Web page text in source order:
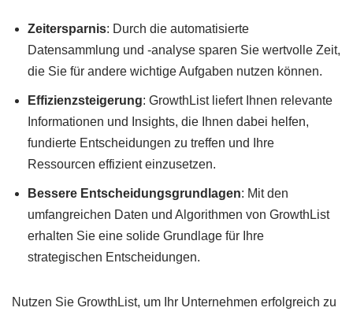
Zeitersparnis: Durch die automatisierte
Datensammlung und -analyse sparen Sie wertvolle Zeit,
die Sie für andere wichtige Aufgaben nutzen können.
Effizienzsteigerung: GrowthList liefert Ihnen relevante
Informationen und Insights, die Ihnen dabei helfen,
fundierte Entscheidungen zu treffen und Ihre
Ressourcen effizient einzusetzen.
Bessere Entscheidungsgrundlagen: Mit den
umfangreichen Daten und Algorithmen von GrowthList
erhalten Sie eine solide Grundlage für Ihre
strategischen Entscheidungen.
Nutzen Sie GrowthList, um Ihr Unternehmen erfolgreich zu